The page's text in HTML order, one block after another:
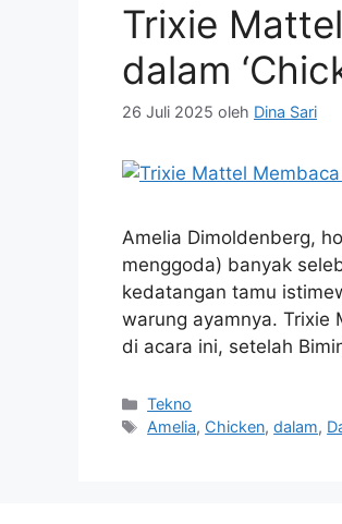
Trixie
dalam
26 Juli 2025 oleh Dina Sari
Amelia Dimoldenberg,
menggoda) banyak
kedatangan tamu
warung ayamnya. Trixie
di acara ini, setelah
Kategori
Tekno
Tag
Amelia, Chicken,dalam,